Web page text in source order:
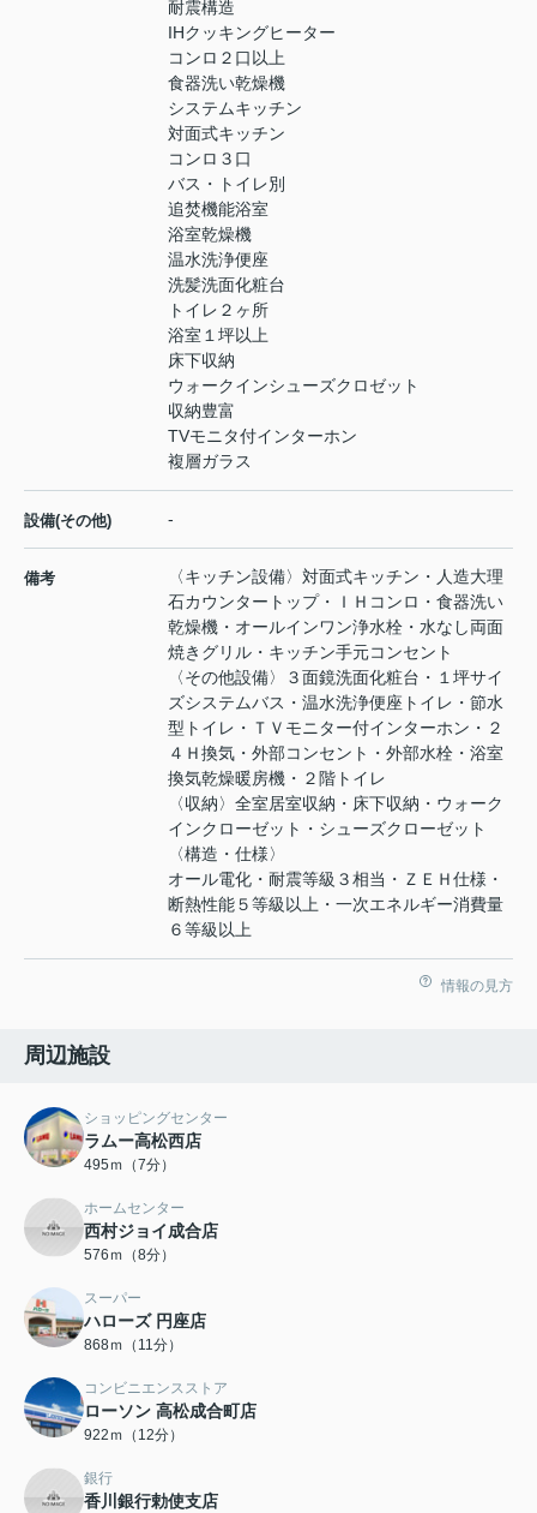
耐震構造
IHクッキングヒーター
コンロ２口以上
食器洗い乾燥機
システムキッチン
対面式キッチン
コンロ３口
バス・トイレ別
追焚機能浴室
浴室乾燥機
温水洗浄便座
洗髪洗面化粧台
トイレ２ヶ所
浴室１坪以上
床下収納
ウォークインシューズクロゼット
収納豊富
TVモニタ付インターホン
複層ガラス
設備(その他) -
備考
〈キッチン設備〉対面式キッチン・人造大理
石カウンタートップ・ＩＨコンロ・食器洗い
乾燥機・オールインワン浄水栓・水なし両面
焼きグリル・キッチン手元コンセント
〈その他設備〉３面鏡洗面化粧台・１坪サイ
ズシステムバス・温水洗浄便座トイレ・節水
型トイレ・ＴＶモニター付インターホン・２
４Ｈ換気・外部コンセント・外部水栓・浴室
換気乾燥暖房機・２階トイレ
〈収納〉全室居室収納・床下収納・ウォーク
インクローゼット・シューズクローゼット
〈構造・仕様〉
オール電化・耐震等級３相当・ＺＥＨ仕様・
断熱性能５等級以上・一次エネルギー消費量
６等級以上
情報の見方
周辺施設
ショッピングセンター
ラムー高松西店
495ｍ（7分）
ホームセンター
西村ジョイ成合店
576ｍ（8分）
スーパー
ハローズ 円座店
868ｍ（11分）
コンビニエンスストア
ローソン 高松成合町店
922ｍ（12分）
銀行
香川銀行勅使支店